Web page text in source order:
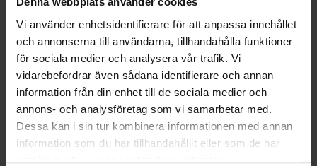
Vi använder enhetsidentifierare för att anpassa innehållet
och annonserna till användarna, tillhandahålla funktioner
för sociala medier och analysera vår trafik. Vi
vidarebefordrar även sådana identifierare och annan
information från din enhet till de sociala medier och
annons- och analysföretag som vi samarbetar med.
Dessa kan i sin tur kombinera informationen med annan
information som du har tillhandahållit eller som de har
Grillad tomat